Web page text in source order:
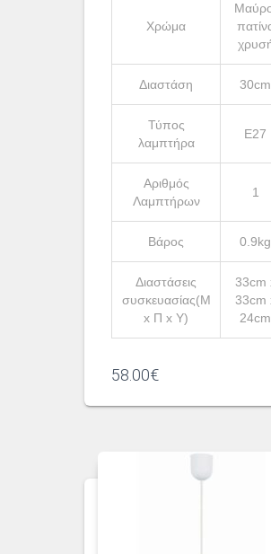
Χρώμα
Διαστάση 30cm
Τύπος
λαμπτήρα
Ε27
Αριθμός
Λαμπτήρων
1
Βάρος 0.9kg
Διαστάσεις
συσκευασίας(Μ
x Π x Υ)
33cm
33cm
24cm
58.00€